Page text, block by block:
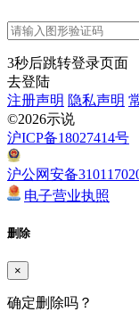
3秒后跳转登录页面
去登陆
注册声明 隐私声明
©2026示说
沪ICP备18027414号
沪公网安备
电子营业执照
删除
×
确定删除吗？